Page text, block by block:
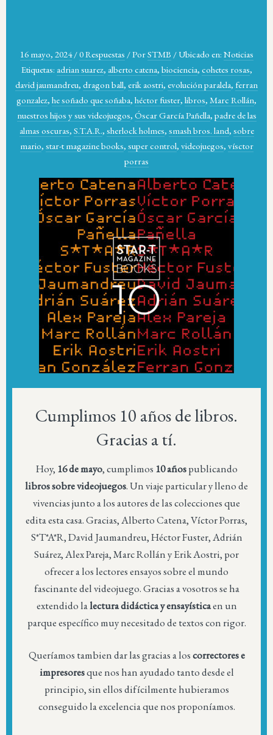
16 mayo, 2024 /0 Respuestas /PorSTMB / Ubicado en: Noticias
Etiquetas: adrian suarez, alberto catena, biociencia, cohetes rosas,
david jaumandreu, dragon ball, erik aostri, evolución paralela, ferran
gonzalez, he soñado que soñaba, héctor fuster, libros, Marc Rollán,
nuestros hijos y sus videojuegos, Óscar García Pañella, padre de las
almas oscuras, S.T.A.R., sherlock holmes, smash bros. land, sobre
mario, star-t magazine books, super control, videojuegos, vísctor
porras
Cumplimos 10 años de libros.
Gracias a tí.
Hoy, 16 de mayo, cumplimos 10 añospublicando
libros sobre videojuegos. Un viaje particular y lleno de
vivencias junto a los autores de las colecciones que
edita esta casa. Gracias, Alberto Catena, Víctor Porras,
S*T*A*R, David Jaumandreu, Héctor Fuster, Adrián
Suárez, Alex Pareja, Marc Rollán y Erik Aostri, por
ofrecer a los lectores ensayos sobre el mundo
fascinante del videojuego. Gracias a vosotros se ha
extendido lalectura didáctica y ensayísticaen un
parque específico muy necesitado de textos con rigor.
Queríamos tambien dar las gracias a loscorrectores e
impresoresque nos han ayudado tanto desde el
principio, sin ellos difícilmente hubieramos
conseguido la excelencia que nos proponíamos.